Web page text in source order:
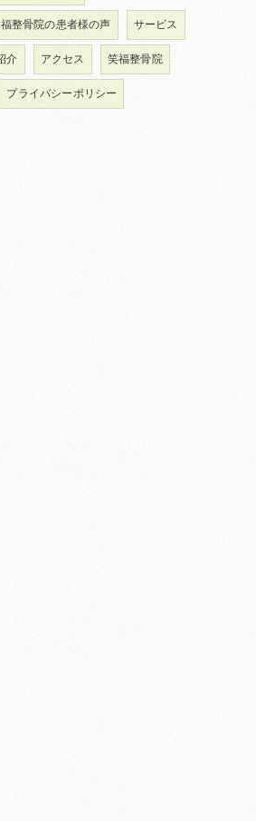
整骨院の患者様の声 サービス
介 アクセス 笑福整骨院
プライバシーポリシー